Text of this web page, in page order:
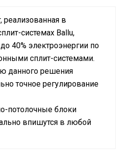
реализованная в
системах Ballu,
40% электроэнергии по
сплит-системами.
данного решения
точное регулирование
потолочные блоки
впишутся в любой